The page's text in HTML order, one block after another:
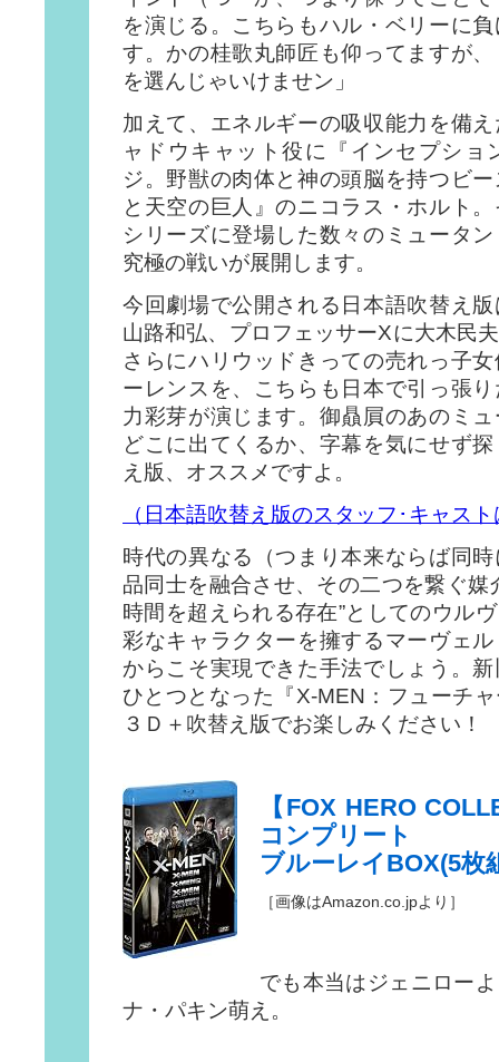
を演じる。こちらもハル・ベリーに
す。かの桂歌丸師匠も仰ってますが
を選んじゃいけませン」
加えて、エネルギーの吸収能力を備
ャドウキャット役に『インセプショ
ジ。野獣の肉体と神の頭脳を持つビ
と天空の巨人』のニコラス・ホルト
シリーズに登場した数々のミュータ
究極の戦いが展開します。
今回劇場で公開される日本語吹替え
山路和弘、プロフェッサーXに大木民
さらにハリウッドきっての売れっ子
ーレンスを、こちらも日本で引っ張
力彩芽が演じます。御贔屓のあのミ
どこに出てくるか、字幕を気にせず
え版、オススメですよ。
（日本語吹替え版のスタッフ･キャス
時代の異なる（つまり本来ならば同
品同士を融合させ、その二つを繋ぐ媒
時間を超えられる存在”としてのウル
彩なキャラクターを擁するマーヴェ
からこそ実現できた手法でしょう。
ひとつとなった『X-MEN：フューチ
３Ｄ＋吹替え版でお楽しみください！
【FOX HERO
コンプリート
ブルーレイBOX(5枚
［画像はAmazon.co.jpより］
でも本当はジェニロー
ナ・パキン萌え。